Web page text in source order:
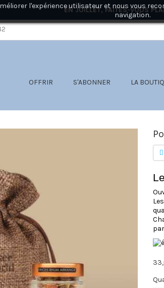
EN JUILLET, FAITES-VOUS
OFFRIR S'ABONNER LA
l'expérience utilisateur et nous vous
navigation.